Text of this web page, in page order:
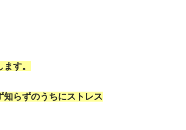
す。
らずのうちにストレス